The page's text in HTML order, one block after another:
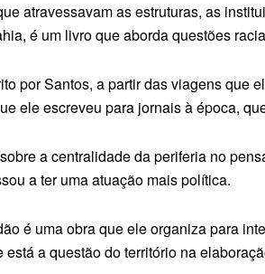
atravessavam as estruturas, as
é um livro que aborda questões
por Santos, a partir das viagens que
ele escreveu para jornais à época,
a centralidade da periferia no
a ter uma atuação mais política.
é uma obra que ele organiza para
a questão do território na